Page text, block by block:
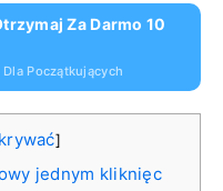
Za Darmo 10
Początkujących
]
jednym kliknięc